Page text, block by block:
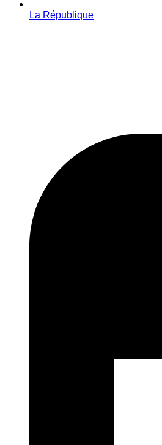
La République